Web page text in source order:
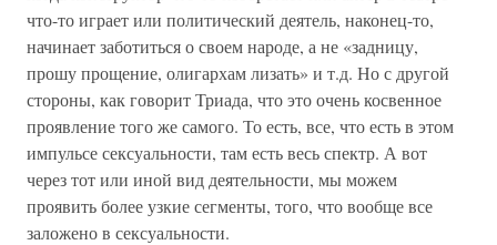
что-то играет или политический деятель, наконец-то,
начинает заботиться о своем народе, а не «задницу,
прошу прощение, олигархам лизать» и т.д. Но с другой
стороны, как говорит Триада, что это очень косвенное
проявление того же самого. То есть, все, что есть в этом
импульсе сексуальности, там есть весь спектр. А вот
через тот или иной вид деятельности, мы можем
проявить более узкие сегменты, того, что вообще все
заложено в сексуальности.